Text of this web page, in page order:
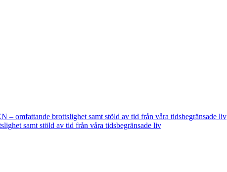
– omfattande brottslighet samt stöld av tid från våra tidsbegränsade liv
samt stöld av tid från våra tidsbegränsade liv